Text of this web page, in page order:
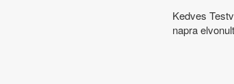
Kedves
napra